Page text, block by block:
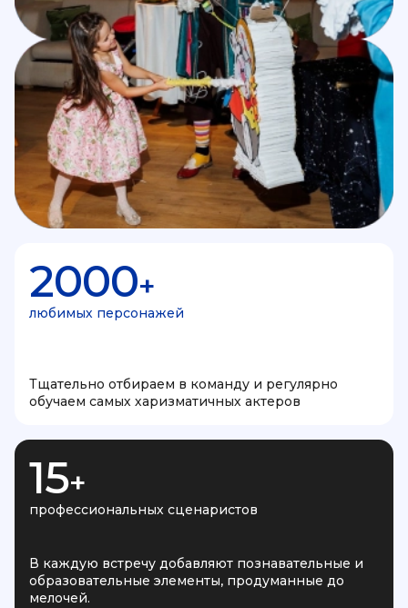
2000+
любимых персонажей
Тщательно отбираем в команду и регулярно
обучаем самых харизматичных актеров
15+
профессиональных сценаристов
В каждую встречу добавляют познавательные и
образовательные элементы, продуманные до
мелочей.